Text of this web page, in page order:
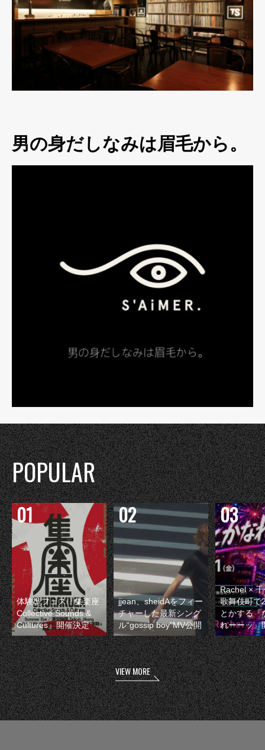
男の身だしなみは眉毛から。
POPULAR
体験型フェス『集楽座
Collective Sounds &
Cultures』開催決定
jjean、sheidAをフィー
チャーした最新シング
ル“gossip boy”MV公開
Rachel ×
歌舞伎町で
とかする『
れーーッ』
VIEW MORE